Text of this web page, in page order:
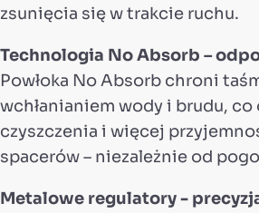
zsunięcia się w trakcie ruchu.
Technologia No Absorb –
Powłoka No Absorb chroni
wchłanianiem wody i brudu, co
czyszczenia i więcej
spacerów – niezależnie od
Metalowe regulatory -